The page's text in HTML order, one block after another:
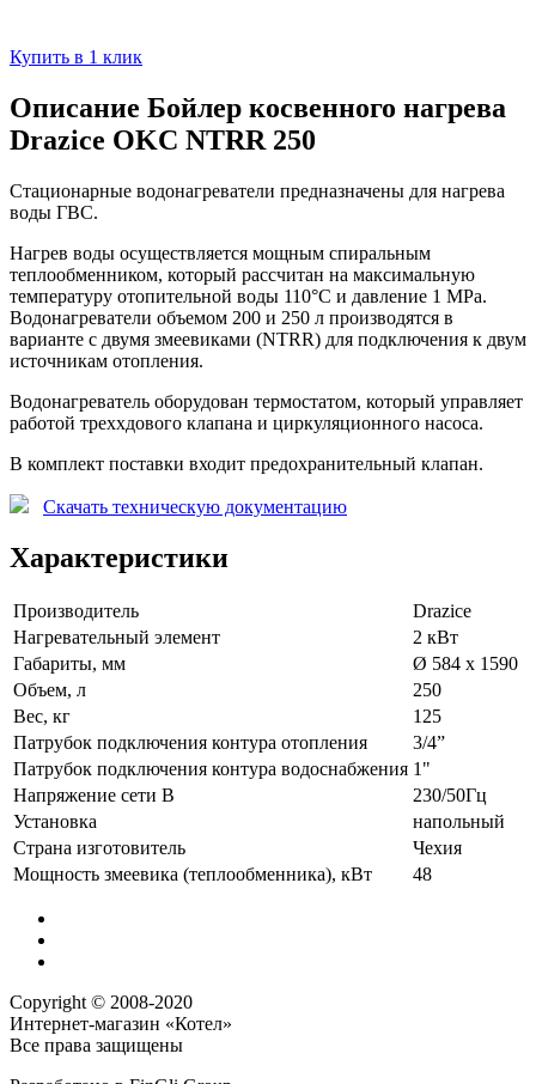
Купить в 1 клик
Описание Бойлер косвенного нагрева
Drazice OKC NTRR 250
Стационарные водонагреватели предназначены для нагрева
воды ГВС.
Нагрев воды осуществляется мощным спиральным
теплообменником, который рассчитан на максимальную
температуру отопительной воды 110°C и давление 1 MPa.
Водонагреватели объемом 200 и 250 л производятся в
варианте с двумя змеевиками (NTRR) для подключения к двум
источникам отопления.
Водонагреватель оборудован термостатом, который управляет
работой треххдового клапана и циркуляционного насоса.
В комплект поставки входит предохранительный клапан.
Скачать техническую документацию
Характеристики
Производитель
Drazice
Нагревательный элемент
2 кВт
Габариты, мм
Ø 584 x 1590
Объем, л
250
Вес, кг
125
Патрубок подключения контура отопления
3/4”
Патрубок подключения контура водоснабжения 1"
Напряжение сети В
230/50Гц
Установка
напольный
Страна изготовитель
Чехия
Мощность змеевика (теплообменника), кВт
48
Copyright © 2008-2020
Интернет-магазин «Котел»
Все права защищены